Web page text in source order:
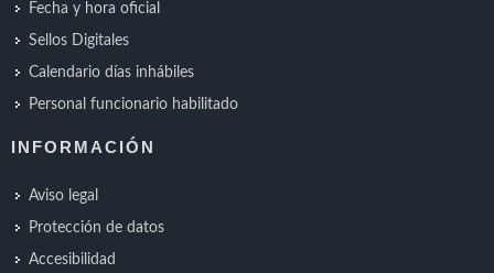
Fecha y hora oficial
Sellos Digitales
Calendario días inhábiles
Personal funcionario habilitado
INFORMACIÓN
Aviso legal
Protección de datos
Accesibilidad